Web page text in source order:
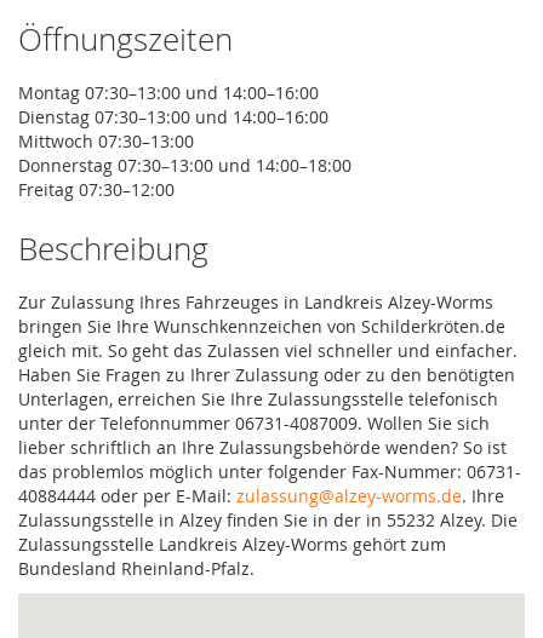
Öffnungszeiten
Montag 07:30–13:00 und 14:00–16:00
Dienstag 07:30–13:00 und 14:00–16:00
Mittwoch 07:30–13:00
Donnerstag 07:30–13:00 und 14:00–18:00
Freitag 07:30–12:00
Beschreibung
Zur Zulassung Ihres Fahrzeuges in Landkreis Alzey-Worms
bringen Sie Ihre Wunschkennzeichen von Schilderkröten.de
gleich mit. So geht das Zulassen viel schneller und einfacher.
Haben Sie Fragen zu Ihrer Zulassung oder zu den benötigten
Unterlagen, erreichen Sie Ihre Zulassungsstelle telefonisch
unter der Telefonnummer 06731-4087009. Wollen Sie sich
lieber schriftlich an Ihre Zulassungsbehörde wenden? So ist
das problemlos möglich unter folgender Fax-Nummer: 06731-
40884444 oder per E-Mail: zulassung@alzey-worms.de. Ihre
Zulassungsstelle in Alzey finden Sie in der in 55232 Alzey. Die
Zulassungsstelle Landkreis Alzey-Worms gehört zum
Bundesland Rheinland-Pfalz.